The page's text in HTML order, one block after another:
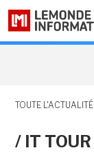
TOUTE L'ACTUALITÉ
/ IT TOUR